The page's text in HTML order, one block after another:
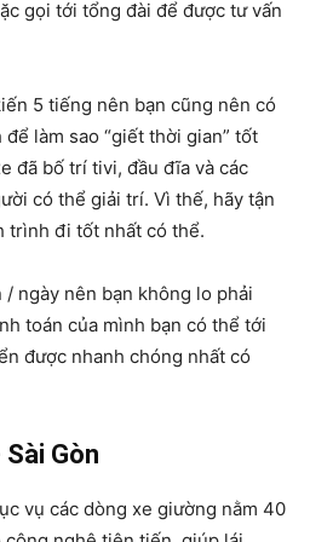
gọi tới tổng đài để được tư vấn
5 tiếng nên bạn cũng nên có
làm sao “giết thời gian” tốt
đã bố trí tivi, đầu đĩa và các
có thể giải trí. Vì thế, hãy tận
trình đi tốt nhất có thể.
ngày nên bạn không lo phải
toán của mình bạn có thể tới
được nhanh chóng nhất có
Gòn
vụ các dòng xe giường nằm 40